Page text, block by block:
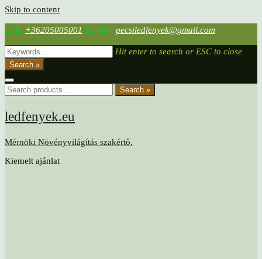
Skip to content
Call: +36205005001 | Email: pecsiledfenyek@gmail.com
Hit enter to search or ESC to close
Search »
Search »
ledfenyek.eu
Mérnöki Növényvilágítás szakértő.
Kiemelt ajánlat